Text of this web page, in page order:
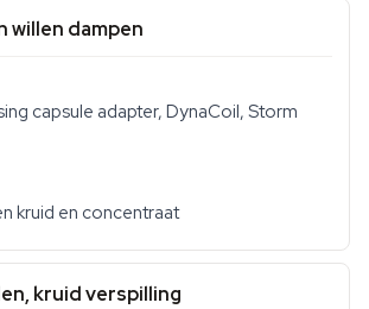
willen dampen
capsule adapter, DynaCoil, Storm
kruid en concentraat
kruid verspilling